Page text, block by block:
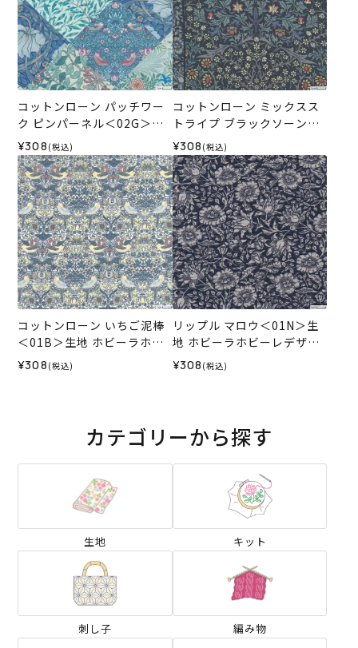
コットンローン パッチワー
ク ピンパーネル＜02G＞生
地 ホビーラホビーレデザイ
ンコレクション
¥308 (税込)
コットンローン ミックスス
トライプ ブラックソーン＜0
1N＞生地 ホビーラホビーレ
デザインコレクション
¥308 (税込)
コットンローン いちご泥棒
＜01B＞生地 ホビーラホビ
ーレデザインコレクション
¥308 (税込)
リップル マロウ＜01N＞生
地 ホビーラホビーレデザイ
ンコレクション
¥308 (税込)
カテゴリーから探す
生地 キット
刺し子 編み物